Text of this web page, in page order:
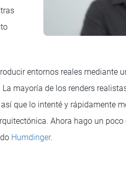
entornos reales mediante
mayoría de los renders
que lo intenté y rápidamente
Ahora hago un
Humdinger.